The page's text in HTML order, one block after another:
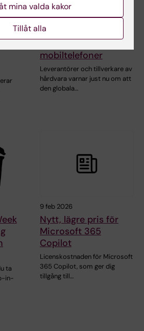
ny
4 mar 2026
Långa leveranstider
för datorer och
mobiltelefoner
Leverantörer och tillverkare av
hårdvara varnar just nu om att
den globala…
ta
in-
9 feb 2026
Nytt, lägre pris för
Microsoft 365
Copilot
Licenskostnaden för Microsoft
365 Copilot, som ger dig
tillgång till…
mina valda kakor
Tillåt alla